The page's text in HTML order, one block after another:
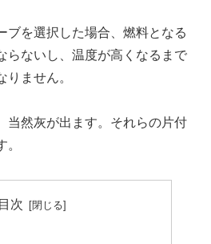
ブを選択した場合、燃料となる
らないし、温度が高くなるまで
りません。
当然灰が出ます。それらの片付
目次